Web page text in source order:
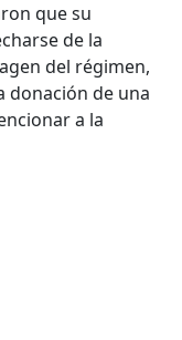
que su
de la
del régimen,
donación de una
a la